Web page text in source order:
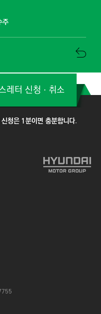
주
청은 1분이면 충분합니다.
레터 신청ㆍ취소